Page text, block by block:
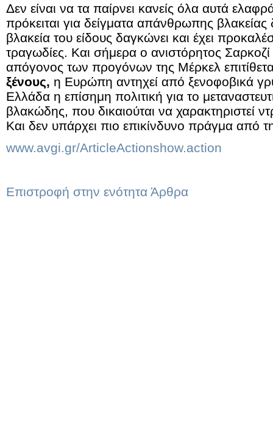
Δεν είναι να τα παίρνει κανείς όλα αυτά
πρόκειται για δείγματα απάνθρωπης
βλακεία του είδους δαγκώνει και έχει
τραγωδίες. Και σήμερα ο ανιστόρητος
απόγονος των προγόνων της Μέρκελ
ξένους, η Ευρώπη αντηχεί από ξενοφοβικά
Ελλάδα η επίσημη πολιτική για το
βλακώδης, που δικαιούται να χαρακτηριστεί
Και δεν υπάρχει πιο επικίνδυνο πράγμα από
www.avgi.gr/ArticleActionshow.action
Επιστροφή στην ενότητα Άρθρα